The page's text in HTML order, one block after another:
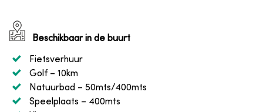
Beschikbaar in de buurt
Fietsverhuur
Golf – 10km
Natuurbad – 50mts/400mts
Speelplaats – 400mts